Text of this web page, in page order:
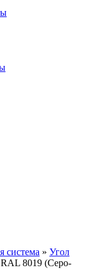
система » Угол
8019 (Серо-